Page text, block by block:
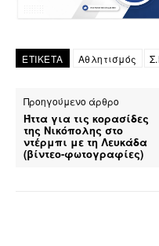
ΕΤΙΚΕΤΑ Αθλητισμός
Προηγούμενο άρθρο
Ήττα για τις κορασίδες
της Νικόπολης στο
ντέρμπι με τη Λευκάδα
(βίντεο-φωτογραφίες)